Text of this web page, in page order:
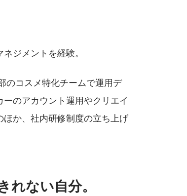
ジメントを経験。
のコスメ特化チームで運用デ
のアカウント運用やクリエイ
か、社内研修制度の立ち上げ
れない自分。